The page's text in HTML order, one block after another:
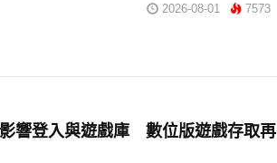
2026-08-01 7573
響登入與遊戲庫 數位版遊戲存取再